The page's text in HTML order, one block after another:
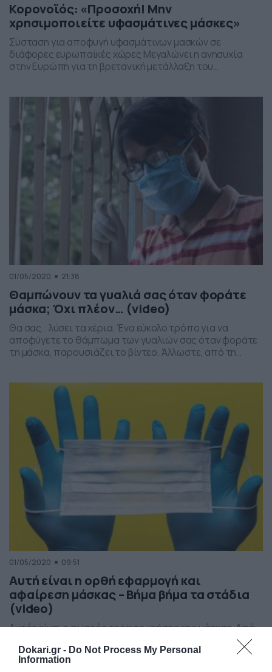
Dokari.gr - Do Not Process My Personal
Information
Κορονοϊός: «Προσοχή! Μην
χρησιμοποιείτε υφασμάτινες μάσκες»
Σύσταση για αποφυγή υφασμάτινων μασκών σε
διάφορες ευρωπαϊκές χώρες Μεγαλώνει η ανησυχία
στην Ευρώπη για τη βρετανική μετάλλαξη του
μέτρα. Ειδικότερα, ο Γάλλος υπουργός Υγείας
συνέστησε στον πληθυσμό να μην χρησιμοποιεί
υφασμάτινες μάσκες, ειδικά εκείνες που φτιάχνουν
πολλοί στο σπίτι και να […]
01/05/2020 21:38
Θαμπώνουν τα γυαλιά σας όταν φοράτε
μάσκα; Όχι πλέον… (video)
Θα σας… λύσει τα χέρια. Ένα εύκολο τρόπο για να
αποφύγετε το θάμπωμα των γυαλιών σας όταν φοράτε
τη μάσκα, παρουσιάζει το βίντεο. Άλλωστε, από τη
το σπίτι και να ολοκληρώσουμε κάποια δουλειά. Στο
συγκεκριμένο βίντεο παρουσιάζεται ένα εύκολο τρικ, […]
01/05/2020 09:51
Αυτή είναι η ορθή εφαρμογή και
αφαίρεση μάσκας – Βήμα βήμα τα στάδια
(video)
Αυτός είναι ο σωστός τρόπος χρήσης της μάσκας. Από
την Δευτέρα (4/5) η μάσκα είναι υποχρεωτική για τους
πολίτες, ειδικά στις μετακινήσεις με τα Μέσα
Μεταφοράς, αλλά και σε πολλές συναλλαγές και